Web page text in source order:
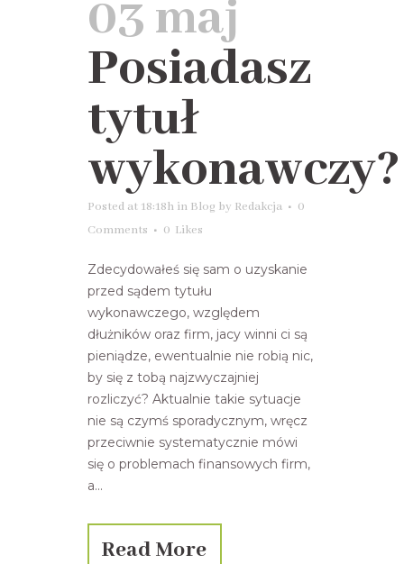
03 maj
Posiadasz
tytuł
wykonawczy?
Posted at 18:18h in Blog by Redakcja
0
Comments
0 Likes
Zdecydowałeś się sam o uzyskanie
przed sądem tytułu
wykonawczego, względem
dłużników oraz firm, jacy winni ci są
pieniądze, ewentualnie nie robią nic,
by się z tobą najzwyczajniej
rozliczyć? Aktualnie takie sytuacje
nie są czymś sporadycznym, wręcz
przeciwnie systematycznie mówi
się o problemach finansowych firm,
a...
Read More